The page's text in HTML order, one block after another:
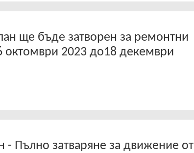
ще бъде затворен за ремонтни
октомври 2023 до18 декември
- Пълно затваряне за движение от